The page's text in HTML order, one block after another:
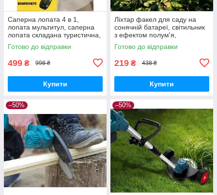
Саперна лопата 4 в 1,
лопата мультитул, саперна
лопата складана туристична,
багатофункціональна лопата
Готово до відправки
499 ₴ 998 ₴
Купити
Ліхтар факел для саду на
сонячній батареї, світильник
з ефектом полум'я,
водонепроникний вуличний
ліхтар
Готово до відправки
219 ₴ 438 ₴
Купити
–50% –50%